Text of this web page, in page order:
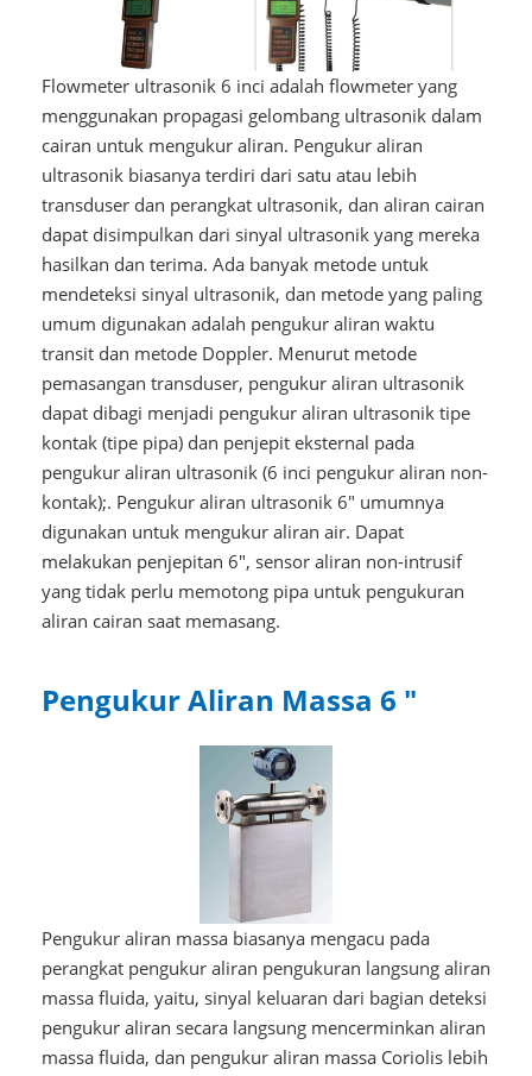
Flowmeter ultrasonik 6 inci adalah flowmeter yang
menggunakan propagasi gelombang ultrasonik dalam
cairan untuk mengukur aliran. Pengukur aliran
ultrasonik biasanya terdiri dari satu atau lebih
transduser dan perangkat ultrasonik, dan aliran cairan
dapat disimpulkan dari sinyal ultrasonik yang mereka
hasilkan dan terima. Ada banyak metode untuk
mendeteksi sinyal ultrasonik, dan metode yang paling
umum digunakan adalah pengukur aliran waktu
transit dan metode Doppler. Menurut metode
pemasangan transduser, pengukur aliran ultrasonik
dapat dibagi menjadi pengukur aliran ultrasonik tipe
kontak (tipe pipa) dan penjepit eksternal pada
pengukur aliran ultrasonik (6 inci pengukur aliran non-
kontak);. Pengukur aliran ultrasonik 6" umumnya
digunakan untuk mengukur aliran air. Dapat
melakukan penjepitan 6", sensor aliran non-intrusif
yang tidak perlu memotong pipa untuk pengukuran
aliran cairan saat memasang.
Pengukur Aliran Massa 6 "
Pengukur aliran massa biasanya mengacu pada
perangkat pengukur aliran pengukuran langsung aliran
massa fluida, yaitu, sinyal keluaran dari bagian deteksi
pengukur aliran secara langsung mencerminkan aliran
massa fluida, dan pengukur aliran massa Coriolis lebih